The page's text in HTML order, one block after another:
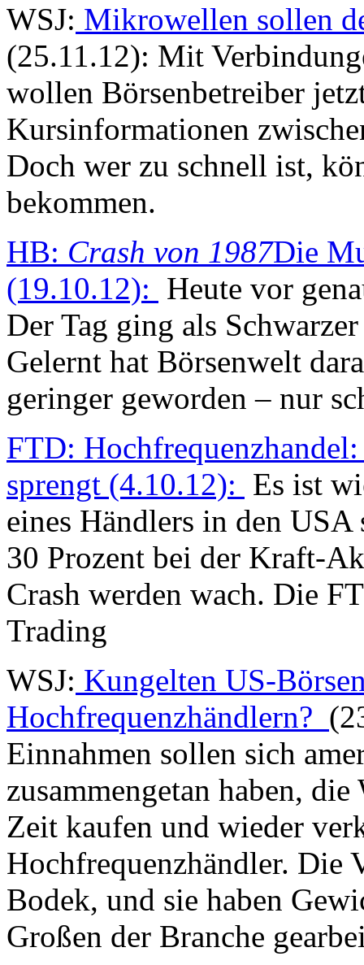
WSJ: Mikrowellen sollen
(25.11.12): Mit
wollen Börsenbetreiber
Kursinformationen
Doch wer zu schnell ist,
bekommen.
HB: Crash von 1987Die
(19.10.12): Heute vor
Der Tag ging als
Gelernt hat Börsenwelt
geringer geworden – nur
FTD:
sprengt (4.10.12): Es ist
eines Händlers in den
30 Prozent bei der Kraft-
Crash werden wach. Die
Trading
WSJ: Kungelten US-
Hochfrequenzhändlern?
Einnahmen sollen sich
zusammengetan haben,
Zeit kaufen und wieder
Hochfrequenzhändler. Die
Bodek, und sie haben
Großen der Branche